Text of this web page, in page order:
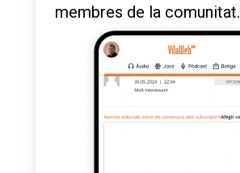
membres de la comunitat.